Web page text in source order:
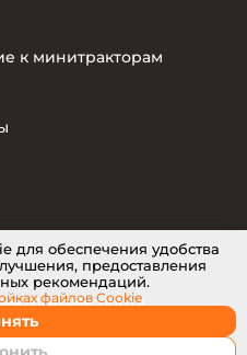
к минитракторам
для обеспечения удобства
предоставления
рекомендаций.
файлов Cookie